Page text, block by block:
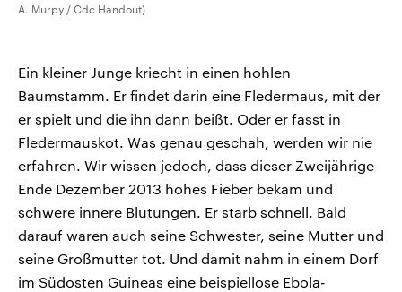
A. Murpy / Cdc Handout)
Ein kleiner Junge kriecht in einen hohlen
Baumstamm. Er findet darin eine Fledermaus, mit der
er spielt und die ihn dann beißt. Oder er fasst in
Fledermauskot. Was genau geschah, werden wir nie
erfahren. Wir wissen jedoch, dass dieser Zweijährige
Ende Dezember 2013 hohes Fieber bekam und
schwere innere Blutungen. Er starb schnell. Bald
darauf waren auch seine Schwester, seine Mutter und
seine Großmutter tot. Und damit nahm in einem Dorf
im Südosten Guineas eine beispiellose Ebola-